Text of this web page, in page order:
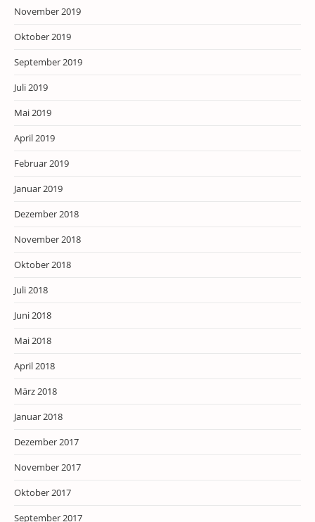
November 2019
Oktober 2019
September 2019
Juli 2019
Mai 2019
April 2019
Februar 2019
Januar 2019
Dezember 2018
November 2018
Oktober 2018
Juli 2018
Juni 2018
Mai 2018
April 2018
März 2018
Januar 2018
Dezember 2017
November 2017
Oktober 2017
September 2017